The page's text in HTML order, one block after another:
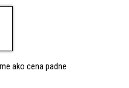
ako cena padne